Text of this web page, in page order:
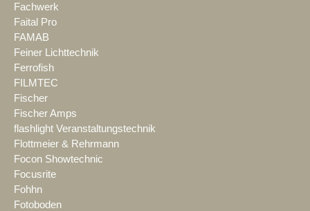
Fachwerk
Faital Pro
FAMAB
Feiner Lichttechnik
Ferrofish
FILMTEC
Fischer
Fischer Amps
flashlight Veranstaltungstechnik
Flottmeier & Rehrmann
Focon Showtechnic
Focusrite
Fohhn
Fotoboden